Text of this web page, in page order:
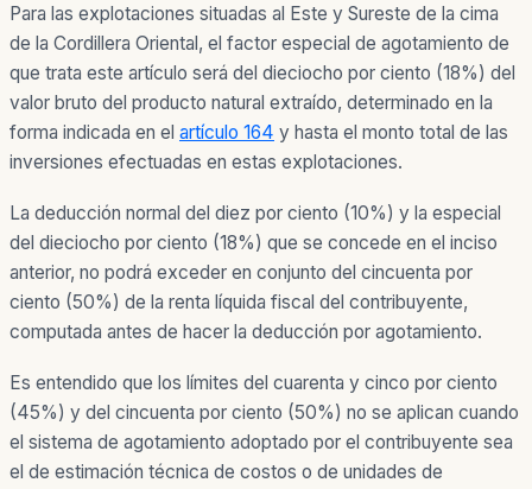
Para las explotaciones situadas al Este y Sureste de la cima
de la Cordillera Oriental, el factor especial de agotamiento de
que trata este artículo será del dieciocho por ciento (18%) del
valor bruto del producto natural extraído, determinado en la
forma indicada en el artículo 164 y hasta el monto total de las
inversiones efectuadas en estas explotaciones.
La deducción normal del diez por ciento (10%) y la especial
del dieciocho por ciento (18%) que se concede en el inciso
anterior, no podrá exceder en conjunto del cincuenta por
ciento (50%) de la renta líquida fiscal del contribuyente,
computada antes de hacer la deducción por agotamiento.
Es entendido que los límites del cuarenta y cinco por ciento
(45%) y del cincuenta por ciento (50%) no se aplican cuando
el sistema de agotamiento adoptado por el contribuyente sea
el de estimación técnica de costos o de unidades de